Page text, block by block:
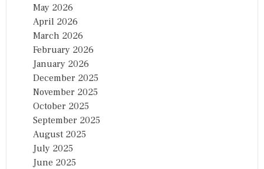
May 2026
April 2026
March 2026
February 2026
January 2026
December 2025
November 2025
October 2025
September 2025
August 2025
July 2025
June 2025